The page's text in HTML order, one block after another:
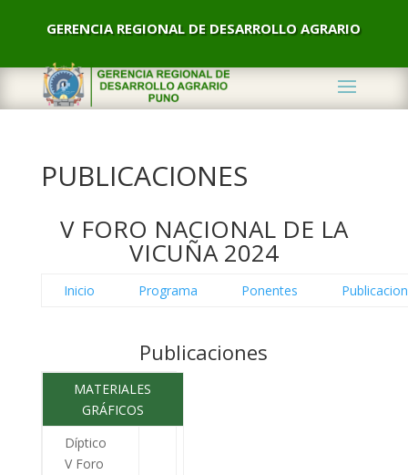
GERENCIA REGIONAL DE DESARROLLO AGRARIO
PUBLICACIONES
V FORO NACIONAL DE LA
VICUÑA 2024
Inicio Programa Ponentes
Publicaciones
MATERIALES
GRÁFICOS
Díptico
V Foro